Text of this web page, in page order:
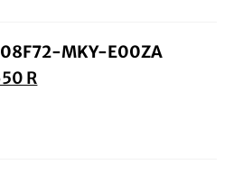
08F72-MKY-E00ZA
R